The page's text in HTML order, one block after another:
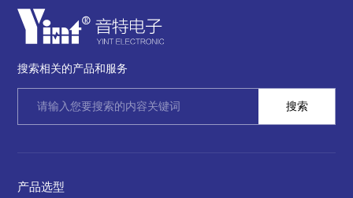
搜索相关的产品和服务
产品选型